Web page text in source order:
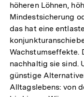
höheren Löhnen,
Mindestsicherung
das hat eine
Wachstumseffekte.
nachhaltig sie sind.
günstige
Alltagslebens: von